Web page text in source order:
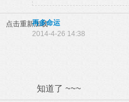
点击重新加载
再多命运
2014-4-26 14:38
知道了 ~~~